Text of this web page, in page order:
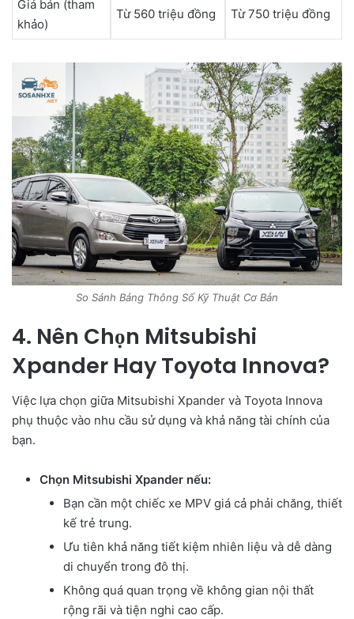
Giá bán (tham
khảo)
Từ 560 triệu đồng Từ 750 triệu đồng
So Sánh Bảng Thông Số Kỹ Thuật Cơ Bản
4. Nên Chọn Mitsubishi
Xpander Hay Toyota Innova?
Việc lựa chọn giữa Mitsubishi Xpander và Toyota Innova
phụ thuộc vào nhu cầu sử dụng và khả năng tài chính của
bạn.
Chọn Mitsubishi Xpander nếu:
Bạn cần một chiếc xe MPV giá cả phải chăng, thiết
kế trẻ trung.
Ưu tiên khả năng tiết kiệm nhiên liệu và dễ dàng
di chuyển trong đô thị.
Không quá quan trọng về không gian nội thất
rộng rãi và tiện nghi cao cấp.